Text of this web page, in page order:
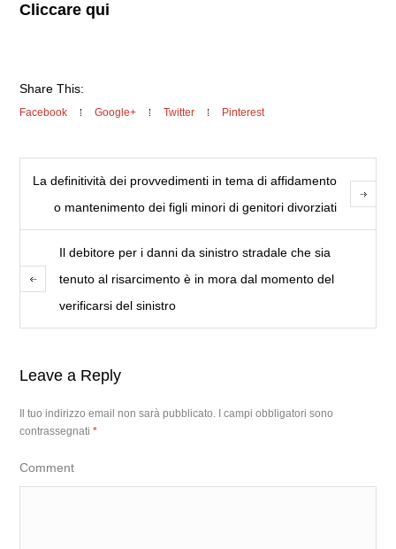
Cliccare qui
Share This:
Facebook Google+ Twitter Pinterest
La definitività dei provvedimenti in tema di affidamento
o mantenimento dei figli minori di genitori divorziati
Il debitore per i danni da sinistro stradale che sia
tenuto al risarcimento è in mora dal momento del
verificarsi del sinistro
Leave a Reply
Il tuo indirizzo email non sarà pubblicato.
I campi obbligatori sono
contrassegnati*
Comment